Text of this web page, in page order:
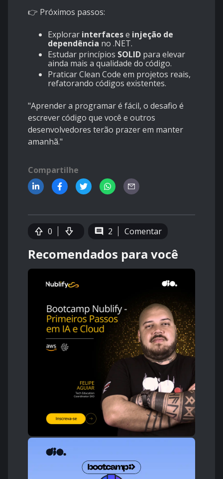
👉 Próximos passos:
Explorar interfacese injeção de
dependência no .NET.
Estudar princípios SOLID para elevar
ainda mais a qualidade do código.
Praticar Clean Code em projetos reais,
refatorando códigos existentes.
"Aprender a programar é fácil, o desafio é
escrever código que você e outros
desenvolvedores terão prazer em manter
amanhã."
Compartilhe
0 2 Comentar
Recomendados para você